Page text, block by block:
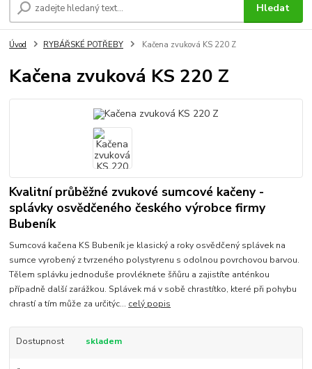
Hledat
Úvod RYBÁŘSKÉ POTŘEBY Kačena zvuková KS 220 Z
Kačena zvuková KS 220 Z
Kvalitní průběžné zvukové sumcové kačeny -
splávky osvědčeného českého výrobce firmy
Bubeník
Sumcová kačena KS Bubeník je klasický a roky osvědčený splávek na
sumce vyrobený z tvrzeného polystyrenu s odolnou povrchovou barvou.
Tělem splávku jednoduše provléknete šňůru a zajistíte anténkou
případně další zarážkou. Splávek má v sobě chrastítko, které při pohybu
chrastí a tím může za určitýc... celý popis
Dostupnost skladem